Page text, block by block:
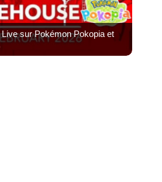
sur Pokémon Pokopia et